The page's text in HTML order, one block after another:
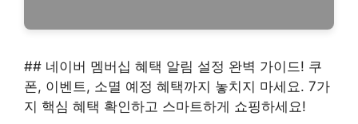
## 네이버 멤버십 혜택 알림 설정 완벽 가이드! 쿠
폰, 이벤트, 소멸 예정 혜택까지 놓치지 마세요. 7가
지 핵심 혜택 확인하고 스마트하게 쇼핑하세요!